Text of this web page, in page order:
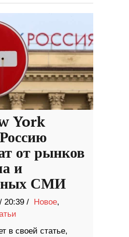
York
от рынков
и
СМИ
/ 20:39 / Новое,
в своей статье,